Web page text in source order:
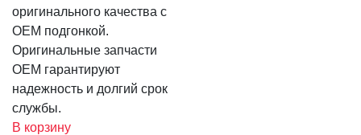
оригинального качества с
OEM подгонкой.
Оригинальные запчасти
OEM гарантируют
надежность и долгий срок
службы.
В корзину